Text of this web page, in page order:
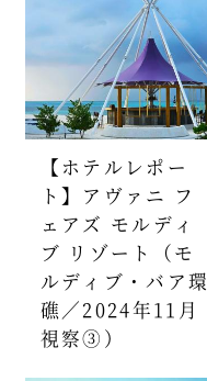
【ホテルレポー
ト】アヴァニ フ
ェアズ モルディ
ブ リゾート（モ
ルディブ・バア環
礁／2024年11月
視察③）